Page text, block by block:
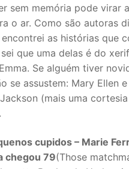
sem memória pode virar
o ar. Como são autoras
as histórias que
que uma delas é do
Se alguém tiver
se assustem: Mary Ellen
(mais uma
cupidos – Marie
chegou 79(Those